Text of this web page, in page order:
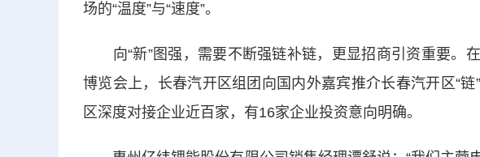
场的“温度”与“速度”。
向“新”图强，需要不断强链补链，更显招商引资重要。
博览会上，长春汽开区组团向国内外嘉宾推介长春汽开区“
区深度对接企业近百家，有16家企业投资意向明确。